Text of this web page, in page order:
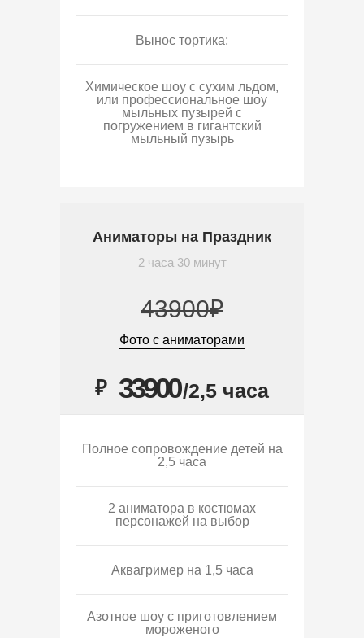
Вынос тортика;
Химическое шоу с сухим льдом,
или профессиональное шоу
мыльных пузырей с
погружением в гигантский
мыльный пузырь
Аниматоры на Праздник
2 часа 30 минут
43900₽
Фото с аниматорами
₽ 33900/2,5 часа
Полное сопровождение детей на
2,5 часа
2 аниматора в костюмах
персонажей на выбор
Аквагример на 1,5 часа
Азотное шоу с приготовлением
мороженого